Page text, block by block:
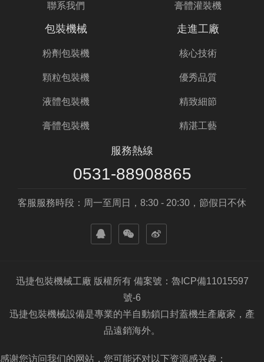
聯系我們 膏體灌裝機
包裝機械
粉劑包裝機
顆粒包裝機
液體包裝機
膏體包裝機
走進工廠
核心技術
優秀品質
精致細節
精湛工藝
服務熱線
0531-88908865
客服服務時段：周一至周日，8:30 - 20:30，節假日不休
迅捷包裝機械工廠 版權所有 備案號：魯ICP備11015597
號-6
迅捷包裝機械設備是專業的半自動鎖口封蓋機生產廠家，產
品遠銷海外。
感谢您访问我们的网站，您可能还对以下资源感兴趣：